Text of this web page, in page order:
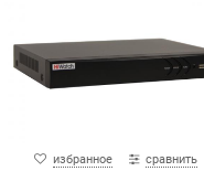
избранное сравнить